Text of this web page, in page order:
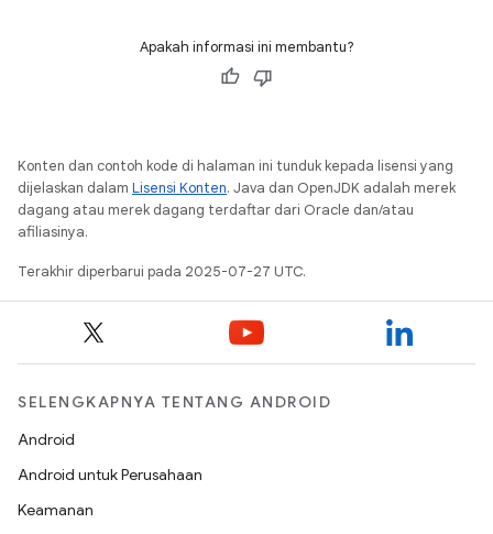
Apakah informasi ini membantu?
Konten dan contoh kode di halaman ini tunduk kepada lisensi yang
dijelaskan dalam Lisensi Konten. Java dan OpenJDK adalah merek
dagang atau merek dagang terdaftar dari Oracle dan/atau
afiliasinya.
Terakhir diperbarui pada 2025-07-27 UTC.
SELENGKAPNYA TENTANG ANDROID
Android
Android untuk Perusahaan
Keamanan